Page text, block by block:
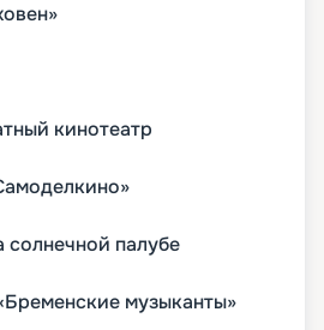
кинотеатр
палубе
музыканты»